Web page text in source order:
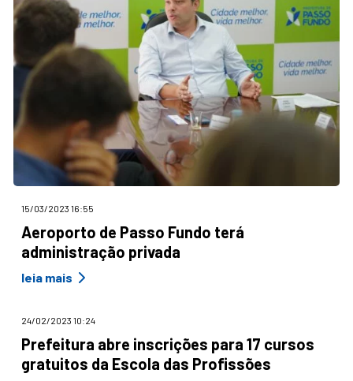
15/03/2023 16:55
Aeroporto de Passo Fundo terá
administração privada
leia mais
24/02/2023 10:24
Prefeitura abre inscrições para 17 cursos
gratuitos da Escola das Profissões